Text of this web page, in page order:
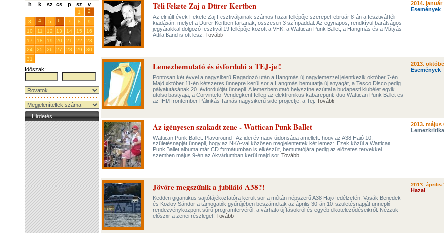
h k sz cs p sz v
1
2
3
4 5 6 7 8
9
10
11 12 13 14 15
16
17
18 19 20 21 22
23
24
25 26 27 28 29
30
31
Időszak:
-
Hirdetés
Téli Fekete Zaj a Dürer Kertben
Az elmúlt évek Fekete Zaj Fesztiváljainak számos hazai fellépője szerepel február 8-án a fesztivál téli
kiadásán, melyet a Dürer Kertben tartanak, összesen 3 színpaddal. Az egynapos, rendkívül barátságos
jegyárakkal dolgozó fesztivál 19 fellépője között a VHK, a Wattican Punk Ballet, a Hangmás és a Mátyás
Attila Band is ott lesz. Tovább
2014. január
Események
Lemezbemutató és évforduló a TEJ-jel!
Pontosan két évvel a nagysikerű Ragadozó után a Hangmás új nagylemezzel jelentkezik október 7-én.
Majd október 11-én kétszeres ünnepre kerül sor a Hangmás bemutatja új anyagát, a Tesco Disco pedig
pályafutásának 20. évfordulóját ünnepli. A lemezbemutató helyszíne ezúttal a budapesti klubélet egyik
utolsó bástyája, a Corvintető. Vendégként fellép az elektronikus kabarépunk-duó Wattican Punk Ballet és
az IHM frontember Pálinkás Tamás nagysikerű side-projectje, a Tej. Tovább
2013.
Események
Az igényesen szakadt zene - Wattican Punk Ballet
Wattican Punk Ballet: Playground | Az idei év nagy újdonsága amellett, hogy az A38 Hajó 10.
születésnapját ünnepli, hogy az NKA-val közösen megjelentettek két lemezt. Ezek közül a Wattican
Punk Ballet albuma már CD formátumban is elkészült, bemutatójára pedig az előzetes tervekkel
szemben május 9-én az Akváriumban kerül majd sor. Tovább
2013. május
Lemezkritika
Jövőre megszűnik a jubiláló A38?!
Kedden gigantikus sajtótájékoztatóra került sor a méltán népszerű A38 Hajó fedélzetén. Vasák Benedek
és Kozlov Sándor a támogatók gyűrűjében beszámoltak az április 30-án 10. születésnapját ünneplő
rendezvényközpont sűrű programtervéről, a várható újításokról és egyéb elköteleződéseikről. Nézzük
először a zenei részleget! Tovább
2013. április
Hazai